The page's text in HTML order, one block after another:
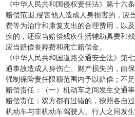
《中华人民共和国侵权责任法》第十六
赔偿范围,侵害他人造成人身损害的，应
费等为治疗和康复支出的合理费用，以
疾的，还应当赔偿残疾生活辅助具费和
应当赔偿丧葬费和死亡赔偿金。
《中华人民共和国道路交通安全法》第
通事故造成人身伤亡、财产损失的，由
强制保险责任限额范围内予以赔偿；不
赔偿责任：（一）机动车之间发生交通
赔偿责任；双方都有过错的，按照各自
机动车与非机动车驾驶人、行人之间发